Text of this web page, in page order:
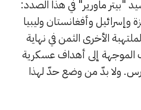
"بيتر ماورير" في هذا الصدد:
وأفغانستان وليبيا
الأخرى الثمن في نهاية
الموجهة إلى أهداف عسكرية
ولا بدّ من وضع حدّ لهذا